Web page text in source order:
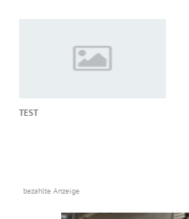
TEST
bezahlte Anzeige